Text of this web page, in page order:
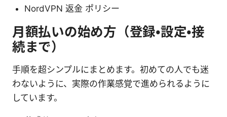
NordVPN 返金 ポリシー
月額払いの始め方（登録・設定・接
続まで）
手順を超シンプルにまとめます。初めての人でも迷
わないように、実際の作業感覚で進められるように
しています。